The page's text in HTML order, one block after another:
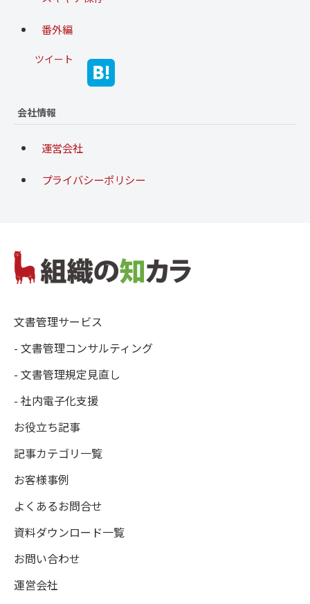
番外編
ツイート
会社情報
運営会社
プライバシーポリシー
文書管理サービス
- 文書管理コンサルティング
- 文書管理規定見直し
- 社内電子化支援
お役立ち記事
記事カテゴリ一覧
お客様事例
よくあるお問合せ
資料ダウンロード一覧
お問い合わせ
運営会社